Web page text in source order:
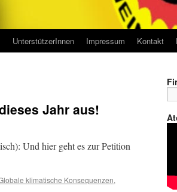
UnterstützerInnen Impressum Kontakt
Jahr aus!
Und hier geht es zur Petition
klimatische Konsequenzen,